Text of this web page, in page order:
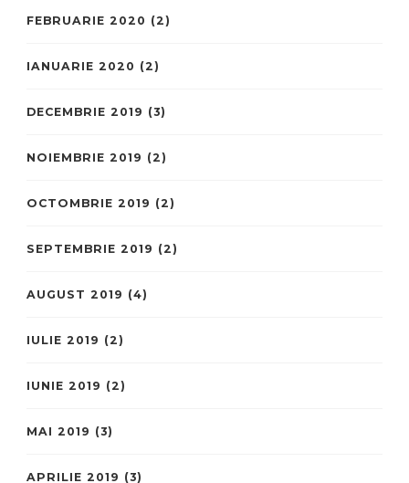
FEBRUARIE 2020 (2)
IANUARIE 2020 (2)
DECEMBRIE 2019 (3)
NOIEMBRIE 2019 (2)
OCTOMBRIE 2019 (2)
SEPTEMBRIE 2019 (2)
AUGUST 2019 (4)
IULIE 2019 (2)
IUNIE 2019 (2)
MAI 2019 (3)
APRILIE 2019 (3)